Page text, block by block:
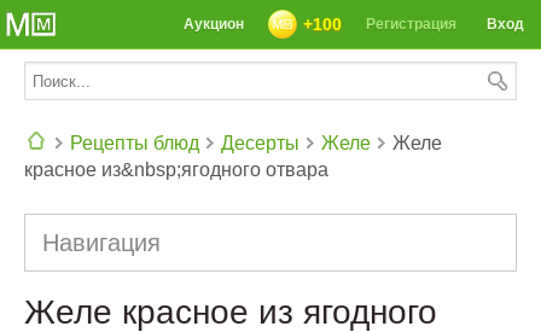
Вход
Регистрация
+100
Аукцион
Рецепты блюд Десерты Желе
Желе
красное из&nbsp;ягодного отвара
Навигация
Желе красное из ягодного